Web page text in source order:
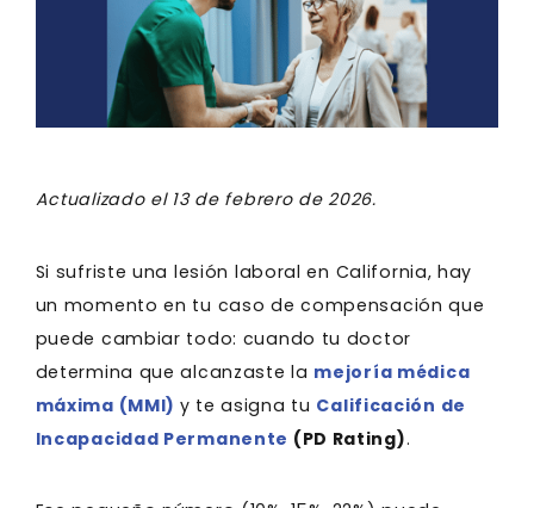
Actualizado el 13 de febrero de 2026.
Si sufriste una lesión laboral en California, hay
un momento en tu caso de compensación que
puede cambiar todo: cuando tu doctor
determina que alcanzaste la mejoría médica
máxima (MMI) y te asigna tu Calificación de
Incapacidad Permanente (PD Rating).